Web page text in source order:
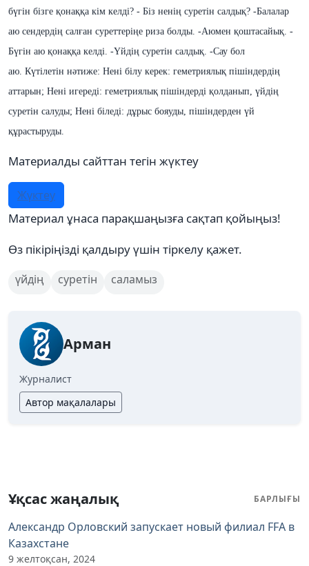
бүгін бізге қонаққа кім келді? - Біз ненің суретін салдық? -Балалар
аю сендердің салған суреттеріңе риза болды. -Аюмен қоштасайық. -
Бүгін аю қонаққа келді. -Үйдің суретін салдық. -Сау бол
аю. Күтілетін нәтиже: Нені білу керек: геметриялық пішіндердің
аттарын; Нені игереді: геметриялық пішіндерді қолданып, үйдің
суретін салуды; Нені біледі: дұрыс бояуды, пішіндерден үй
құрастыруды.
Материалды сайттан тегін жүктеу
Жүктеу
Материал ұнаса парақшаңызға сақтап қойыңыз!
Өз пікіріңізді қалдыру үшін тіркелу қажет.
үйдің суретін саламыз
Арман
Журналист
Автор мақалалары
Ұқсас жаңалық БАРЛЫҒЫ
Александр Орловский запускает новый филиал FFA в
Казахстане
9 желтоқсан, 2024